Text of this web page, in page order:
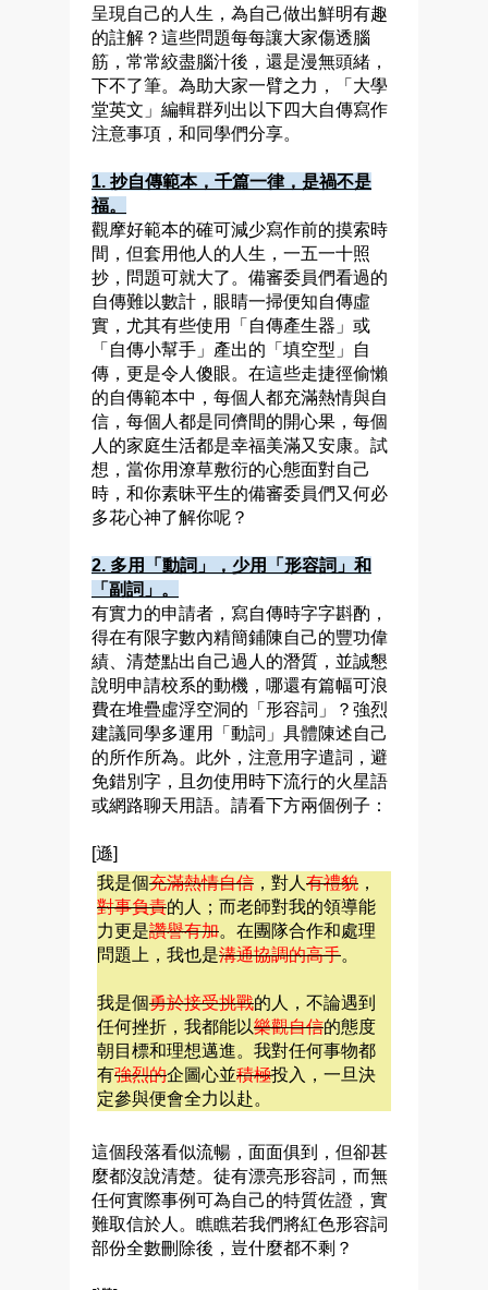
呈現自己的人生，為自己做出鮮明有趣
的註解？這些問題每每讓大家傷透腦
筋，常常絞盡腦汁後，還是漫無頭緒，
下不了筆。為助大家一臂之力，「大學
堂英文」編輯群列出以下四大自傳寫作
注意事項，和同學們分享。
1. 抄自傳範本，千篇一律，是禍不是
福。
觀摩好範本的確可減少寫作前的摸索時
間，但套用他人的人生，一五一十照
抄，問題可就大了。備審委員們看過的
自傳難以數計，眼睛一掃便知自傳虛
實，尤其有些使用「自傳產生器」或
「自傳小幫手」產出的「填空型」自
傳，更是令人傻眼。在這些走捷徑偷懶
的自傳範本中，每個人都充滿熱情與自
信，每個人都是同儕間的開心果，每個
人的家庭生活都是幸福美滿又安康。試
想，當你用潦草敷衍的心態面對自己
時，和你素昧平生的備審委員們又何必
多花心神了解你呢？
2. 多用「動詞」，少用「形容詞」和
「副詞」。
有實力的申請者，寫自傳時字字斟酌，
得在有限字數內精簡鋪陳自己的豐功偉
績、清楚點出自己過人的潛質，並誠懇
說明申請校系的動機，哪還有篇幅可浪
費在堆疊虛浮空洞的「形容詞」？強烈
建議同學多運用「動詞」具體陳述自己
的所作所為。此外，注意用字遣詞，避
免錯別字，且勿使用時下流行的火星語
或網路聊天用語。請看下方兩個例子：
[遜]
我是個充滿熱情自信 ，對人 有禮貌 ，
對事負責的人；而老師對我的領導能
力更是讚譽有加。在團隊合作和處理
問題上，我也是溝通協調的高手。
我是個勇於接受挑戰的人，不論遇到
任何挫折，我都能以樂觀自信的態度
朝目標和理想邁進。我對任何事物都
有強烈的企圖心並積極投入，一旦決
定參與便會全力以赴。
這個段落看似流暢，面面俱到，但卻甚
麼都沒說清楚。徒有漂亮形容詞，而無
任何實際事例可為自己的特質佐證，實
難取信於人。瞧瞧若我們將紅色形容詞
部份全數刪除後，豈什麼都不剩？